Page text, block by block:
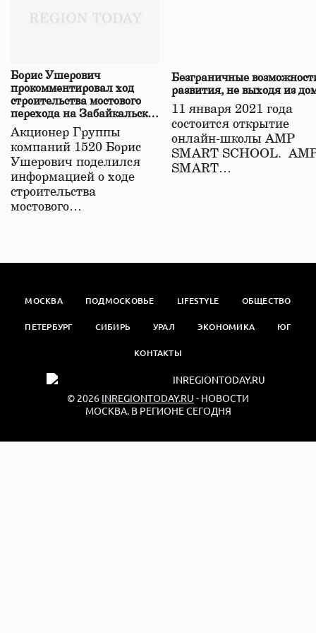
Борис Ушерович
прокомментировал ход
строительства мостового
перехода на Забайкальской
железной дороге
Акционер Группы
компаний 1520 Борис
Ушерович поделился
информацией о ходе
строительства
мостового…
Безграничные
развития, не выходя из
11 января 2021 года
состоится открытие
онлайн-школы АМР
SMART SCHOOL.
SMART…
МОСКВА ПОДМОСКОВЬЕ LIFESTYLE ОБЩЕСТВО
ПЕТЕРБУРГ СИБИРЬ УРАЛ ЭКОНОМИКА ЮГ
КОНТАКТЫ
© 2026 INREGIONTODAY.RU - НОВОСТИ
МОСКВА. В РЕГИОНЕ СЕГОДНЯ